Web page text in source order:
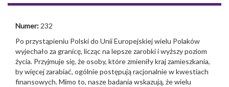
Numer: 232
Po przystąpieniu Polski do Unii Europejskiej wielu Polaków
wyjechało za granicę, licząc na lepsze zarobki i wyższy poziom
życia. Przyjmuje się, że osoby, które zmieniły kraj zamieszkania,
by więcej zarabiać, ogólnie postępują racjonalnie w kwestiach
finansowych. Mimo to, nasze badania wskazują, że wielu